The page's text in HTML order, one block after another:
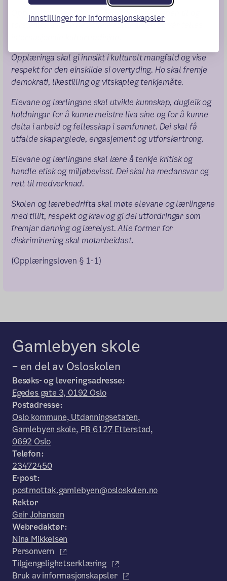
Innstillinger for informasjonskapsler
Opplæringa skal bidra til å utvide kjennskapen til og
forståinga av den nasjonale kulturarven og vår felles
Opplæringa skal gi innsikt i kulturelt mangfald og vise
respekt for den einskilde si overtyding. Ho skal fremje
demokrati, likestilling og vitskapleg tenkjemåte.
Elevane og lærlingane skal utvikle kunnskap, dugleik og
holdningar for å kunne meistre liva sine og for å kunne
delta i arbeid og fellesskap i samfunnet. Dei skal få
utfalde skaparglede, engasjement og utforskartrong.
Elevane og lærlingane skal lære å tenkje kritisk og
handle etisk og miljøbevisst. Dei skal ha medansvar og
rett til medverknad.
Skolen og lærebedrifta skal møte elevane og lærlingane
med tillit, respekt og krav og gi dei utfordringar som
fremjar danning og lærelyst. Alle former for
diskriminering skal motarbeidast.
(Opplæringsloven § 1-1)
Gamlebyen skole
– en del av Osloskolen
Besøks- og leveringsadresse:
Egedes gate 3, 0192 Oslo
Postadresse:
Oslo kommune, Utdanningsetaten,
Gamlebyen skole, PB 6127 Etterstad,
0692 Oslo
Telefon:
23472450
E-post:
postmottak.gamlebyen@osloskolen.no
Rektor
Geir Johansen
Webredaktør:
Nina Mikkelsen
Personvern
Tilgjengelighetserklæring
Bruk av informasjonskapsler